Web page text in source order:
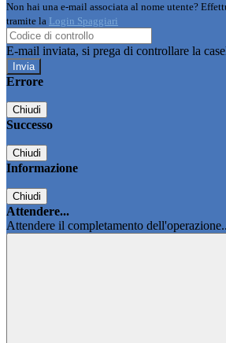
Non hai una e-mail associata al nome utente?
tramite la Login Spaggiari
E-mail inviata, si prega di controllare la
Errore
Chiudi
Successo
Chiudi
Informazione
Chiudi
Attendere...
Attendere il completamento